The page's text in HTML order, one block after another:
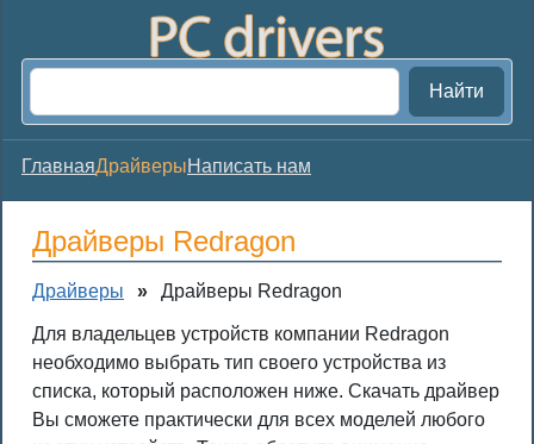
Найти
ГлавнаяДрайверыНаписать нам
Драйверы Redragon
Драйверы » Драйверы Redragon
Для владельцев устройств компании Redragon
необходимо выбрать тип своего устройства из
списка, который расположен ниже. Скачать драйвер
Вы сможете практически для всех моделей любого